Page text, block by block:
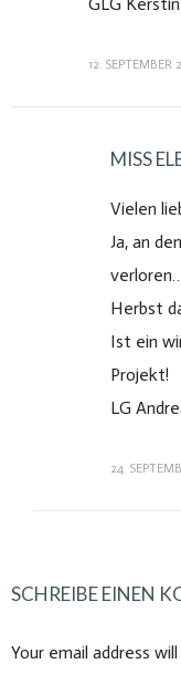
12. SEPTEMBER
MISS
Vielen
Ja, an
Herbst
Ist ein
Projekt!
LG
24.
SCHREIBE EINEN
Your email address
Mein Name ist
meine Reisen quer
selbsgenähten